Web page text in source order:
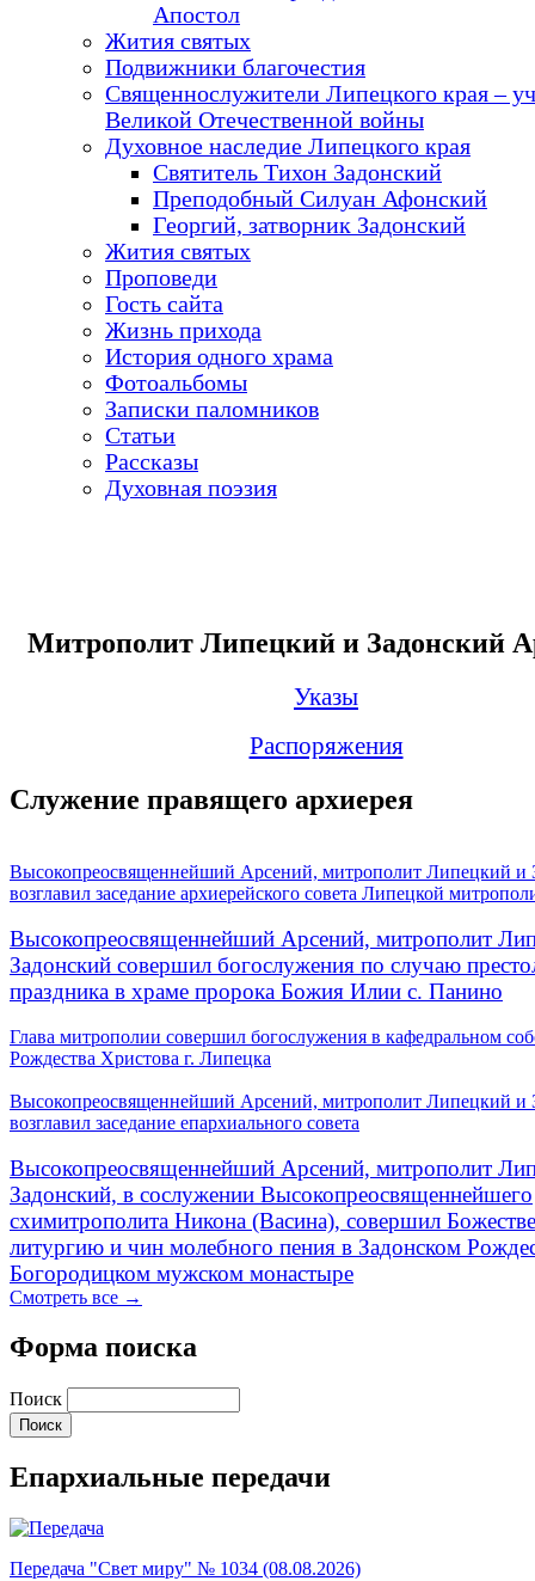
Апостол
Жития святых
Подвижники благочестия
Священнослужители Липецкого края –
Великой Отечественной войны
Духовное наследие Липецкого края
Святитель Тихон Задонский
Преподобный Силуан Афонский
Георгий, затворник Задонский
Жития святых
Проповеди
Гость сайта
Жизнь прихода
История одного храма
Фотоальбомы
Записки паломников
Статьи
Рассказы
Духовная поэзия
Митрополит Липецкий и Задонский
Указы
Распоряжения
Служение правящего архиерея
Высокопреосвященнейший Арсений, митрополит Липецкий и
возглавил заседание архиерейского совета Липецкой
Высокопреосвященнейший Арсений, митрополит
Задонский совершил богослужения по случаю
праздника в храме пророка Божия Илии с. Панино
Глава митрополии совершил богослужения в кафедральном
Рождества Христова г. Липецка
Высокопреосвященнейший Арсений, митрополит Липецкий и
возглавил заседание епархиального совета
Высокопреосвященнейший Арсений, митрополит
Задонский, в сослужении Высокопреосвященнейшего
схимитрополита Никона (Васина), совершил
литургию и чин молебного пения в Задонском
Богородицком мужском монастыре
Смотреть все →
Форма поиска
Поиск
Епархиальные передачи
Передача "Свет миру" № 1034 (08.08.2026)